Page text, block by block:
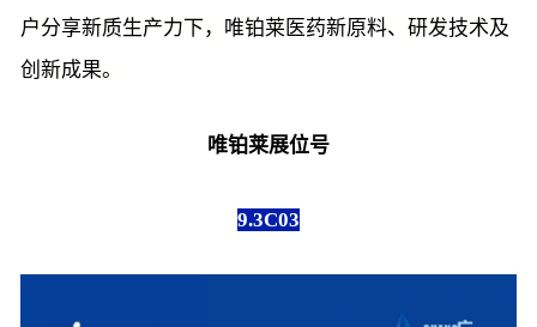
户分享新质生产力下，唯铂莱医药新原料、研发技术及
创新成果。
唯铂莱展位号
9.3C03